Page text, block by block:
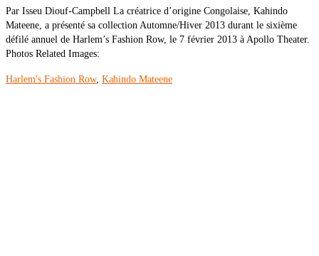
Par Isseu Diouf-Campbell La créatrice d’origine Congolaise, Kahindo
Mateene, a présenté sa collection Automne/Hiver 2013 durant le sixième
défilé annuel de Harlem’s Fashion Row, le 7 février 2013 à Apollo Theater.
Photos Related Images:
Harlem's Fashion Row, Kahindo Mateene